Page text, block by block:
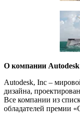
О компании Autodesk
Autodesk, Inc –
дизайна,
Все компании из
обладателей премии